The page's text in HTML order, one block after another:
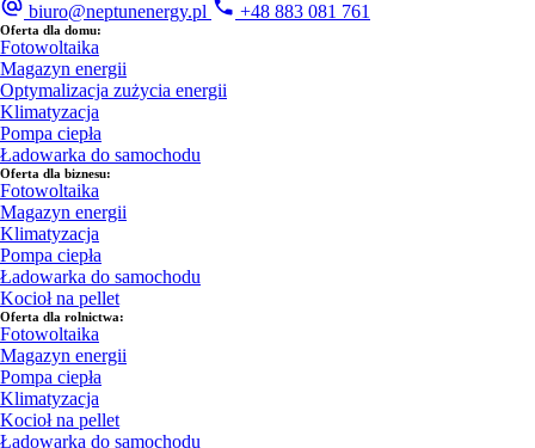
biuro@neptunenergy.pl +48 883 081 761
Oferta dla domu:
Fotowoltaika
Magazyn energii
Optymalizacja zużycia energii
Klimatyzacja
Pompa ciepła
Ładowarka do samochodu
Oferta dla biznesu:
Fotowoltaika
Magazyn energii
Klimatyzacja
Pompa ciepła
Ładowarka do samochodu
Kocioł na pellet
Oferta dla rolnictwa:
Fotowoltaika
Magazyn energii
Pompa ciepła
Klimatyzacja
Kocioł na pellet
Ładowarka do samochodu